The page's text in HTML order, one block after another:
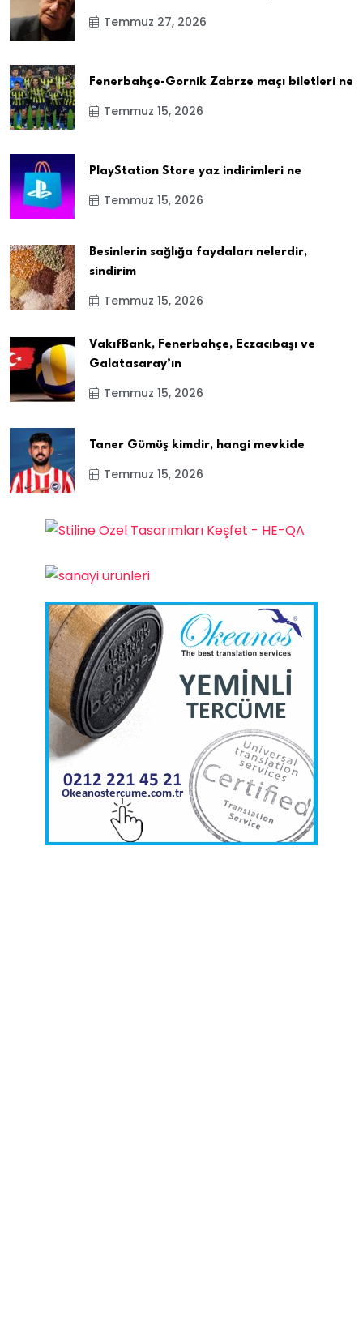
Temmuz 27, 2026
Fenerbahçe-Gornik Zabrze maçı biletleri ne
Temmuz 15, 2026
PlayStation Store yaz indirimleri ne
Temmuz 15, 2026
Besinlerin sağlığa faydaları nelerdir,
sindirim
Temmuz 15, 2026
VakıfBank, Fenerbahçe, Eczacıbaşı ve
Galatasaray’ın
Temmuz 15, 2026
Taner Gümüş kimdir, hangi mevkide
Temmuz 15, 2026